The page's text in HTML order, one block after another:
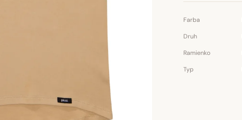
Farba
Druh
Ramienko
Typ